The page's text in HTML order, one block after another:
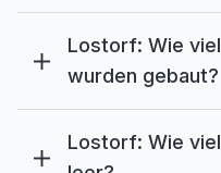
Lostorf: Wie
wurden gebaut?
Lostorf: Wie